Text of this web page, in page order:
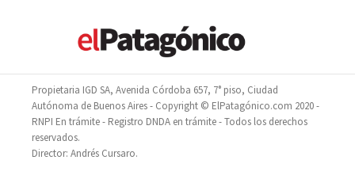
Propietaria IGD SA, Avenida Córdoba 657, 7° piso, Ciudad
Autónoma de Buenos Aires - Copyright © ElPatagónico.com 2020 -
RNPI En trámite - Registro DNDA en trámite - Todos los derechos
reservados.
Director: Andrés Cursaro.